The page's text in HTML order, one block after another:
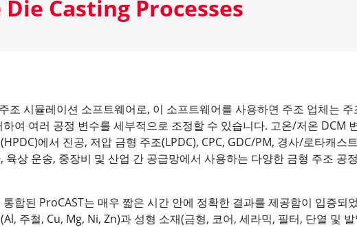
Casting Processes
조 시뮬레이션 소프트웨어로, 이 소프트웨어를 사용하면 주조 업체는 주
여 여러 공정 변수를 세부적으로 조정할 수 있습니다. 고온/저온 DCM
에서 진공, 저압 금형 주조(LPDC), CPC, GDC/PM, 경사/로타캐스
육상 운송, 중장비 및 산업 간 공급망에서 사용하는 다양한 금형 주조 공
합된 ProCAST는 매우 짧은 시간 안에 정확한 결과를 제공함이 입증되
주철, Cu, Mg, Ni, Zn)과 성형 소재(금형, 코어, 세라믹, 필터, 단열 및